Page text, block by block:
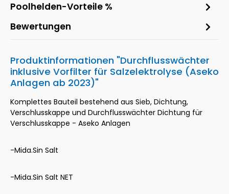
Poolhelden-Vorteile %
Bewertungen
Produktinformationen "Durchflusswächter
inklusive Vorfilter für Salzelektrolyse (Aseko
Anlagen ab 2023)"
Komplettes Bauteil bestehend aus Sieb, Dichtung,
Verschlusskappe und Durchflusswächter Dichtung für
Verschlusskappe - Aseko Anlagen
-Mida.Sin Salt
-Mida.Sin Salt NET